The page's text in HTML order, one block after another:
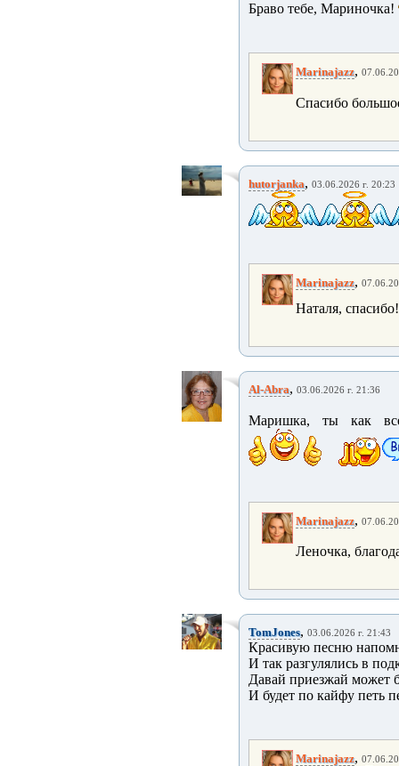
Браво тебе, Мариночка!
Marinajazz,
Спасибо
hutorjanka, 03.06.2026 г. 20:23
Marinajazz,
Наталя, спасибо!
Al-Abra, 03.06.2026 г. 21:36
Маришка, ты как
Marinajazz,
Леночка,
TomJones, 03.06.2026 г. 21:43
Красивую песню
И так разгулялись в
Давай приезжай может
И будет по кайфу петь
Marinajazz,